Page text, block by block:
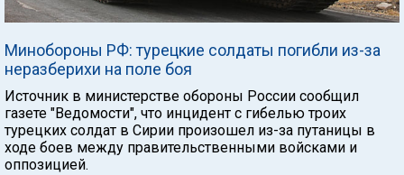
Минобороны РФ: турецкие солдаты погибли из-за
неразберихи на поле боя
Источник в министерстве обороны России сообщил
газете "Ведомости", что инцидент с гибелью троих
турецких солдат в Сирии произошел из-за путаницы в
ходе боев между правительственными войсками и
оппозицией.